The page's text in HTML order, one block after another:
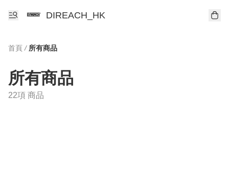
DIREACH_HK
首頁 / 所有商品
所有商品
22項 商品